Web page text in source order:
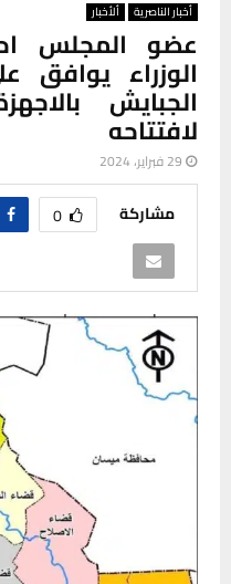
أخبار الناصرية ألأخبار
عضو المجلس
الوزراء
الجبايش
لافتتاحه
29 فبراير، 2024
مشاركة 0